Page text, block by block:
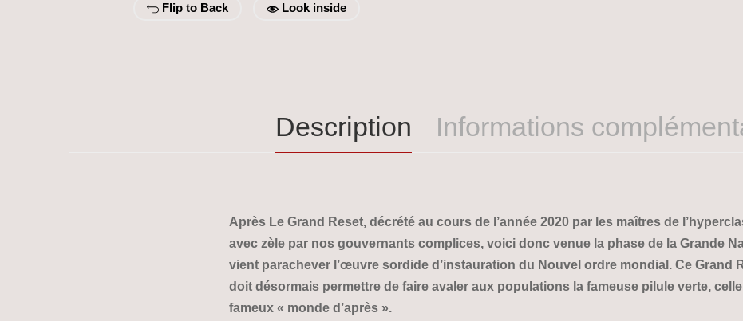
Flip to Back Look inside
Description Informations
Après Le Grand Reset, décrété au cours de l’année 2020 par les maîtres de
avec zèle par nos gouvernants complices, voici donc venue la phase de la Grande
vient parachever l’œuvre sordide d’instauration du Nouvel ordre mondial. Ce Grand
doit désormais permettre de faire avaler aux populations la fameuse pilule verte,
fameux « monde d’après ».